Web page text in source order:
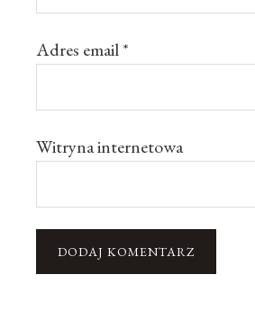
Adres email*
Witryna internetowa